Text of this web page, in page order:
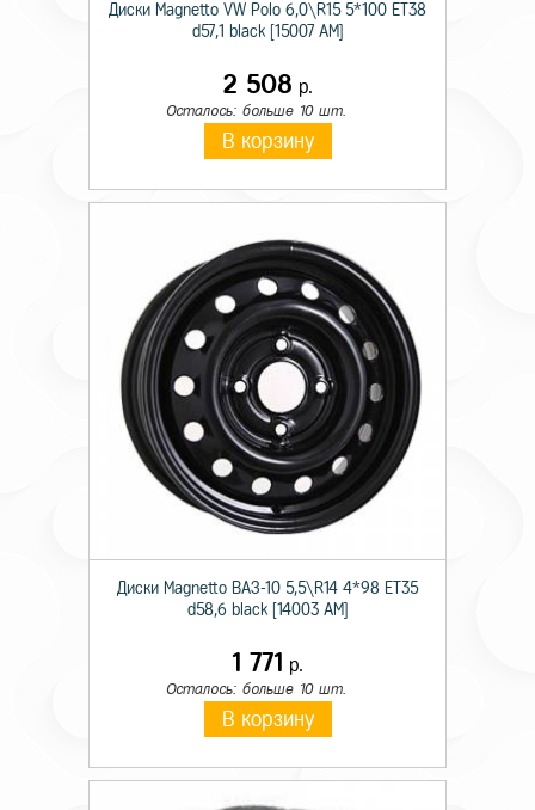
Диски Magnetto VW Polo 6,0\R15 5*100 ET38
d57,1 black [15007 AM]
2 508 р.
Осталось: больше 10 шт.
В корзину
Диски Magnetto ВАЗ-10 5,5\R14 4*98 ET35
d58,6 black [14003 AM]
1 771 р.
Осталось: больше 10 шт.
В корзину